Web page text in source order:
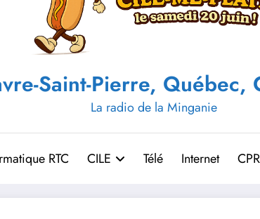
Saint-Pierre, Québec,
La radio de la Minganie
RTC CILE Télé Internet